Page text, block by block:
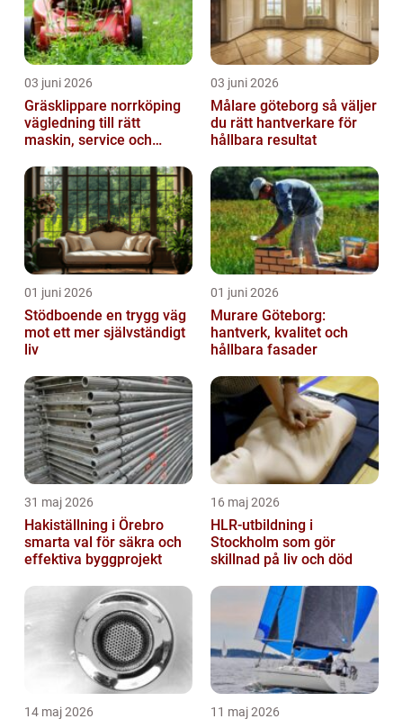
03 juni 2026
Gräsklippare norrköping
vägledning till rätt
maskin, service och
03 juni 2026
Målare göteborg så väljer
du rätt hantverkare för
hållbara resultat
01 juni 2026
Stödboende en trygg väg
mot ett mer självständigt
liv
01 juni 2026
Murare Göteborg:
hantverk, kvalitet och
hållbara fasader
31 maj 2026
Hakiställning i Örebro
smarta val för säkra och
effektiva byggprojekt
16 maj 2026
HLR-utbildning i
Stockholm som gör
skillnad på liv och död
14 maj 2026 11 maj 2026